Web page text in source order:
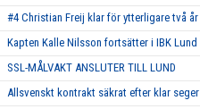
#4 Christian Freij klar för ytterligare två år
Kapten Kalle Nilsson fortsätter i IBK Lund
SSL-MÅLVAKT ANSLUTER TILL LUND
Allsvenskt kontrakt säkrat efter klar seger